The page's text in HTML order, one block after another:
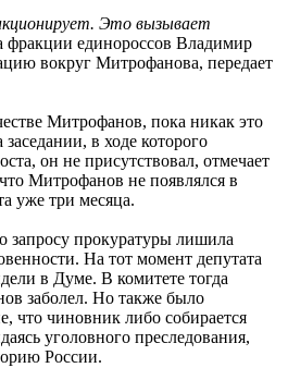
Это вызывает
фракции единороссов Владимир
вокруг Митрофанова, передает
Митрофанов, пока никак это
в ходе которого
он не присутствовал, отмечает
Митрофанов не появлялся в
уже три месяца.
запросу прокуратуры лишила
На тот момент депутата
в Думе. В комитете тогда
заболел. Но также было
что чиновник либо собирается
уголовного преследования,
России.